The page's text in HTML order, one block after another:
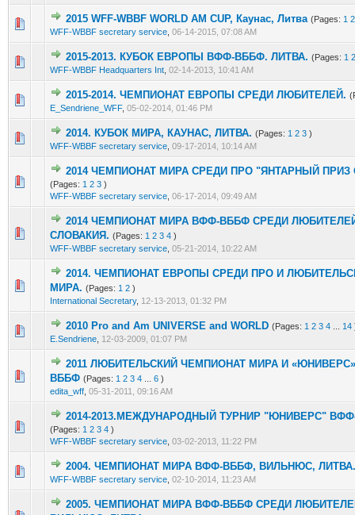
2015 WFF-WBBF WORLD AM CUP, Каунас, Литва (Pages: 1 2
WFF-WBBF secretary service 06-14-2015, 07:08 AM
2 Vote(s) - 1.5 out of 5 in Average
12345
2015-2013. КУБОК ЕВРОПЫ ВФФ-ВББФ. ЛИТВА. (Pages: 1 2
WFF-WBBF Headquarters Int 02-14-2013, 10:41 AM
4 Vote(s) - 2.25 out of 5 in Average
12345
2015-2014. ЧЕМПИОНАТ ЕВРОПЫ СРЕДИ ЛЮБИТЕЛЕЙ.
E_Sendriene_WFF, 05-02-2014, 01:46 PM
2 Vote(s) - 1.5 out of 5 in Average
12345
2014. КУБОК МИРА, КАУНАС, ЛИТВА. (Pages: 1 2 3 )
WFF-WBBF secretary service 09-17-2014, 10:14 AM
2 Vote(s) - 1.5 out of 5 in Average
1 23 45
2014 ЧЕМПИОНАТ МИРА СРЕДИ ПРО "ЯНТАРНЫЙ
(Pages: 1 2 3 )
WFF-WBBF secretary service 06-17-2014, 09:49 AM
2 Vote(s) - 1.5 out of 5 in Average
2014 ЧЕМПИОНАТ МИРА ВФФ-ВББФ СРЕДИ
СЛОВАКИЯ. (Pages: 1 2 3 4 )
WFF-WBBF secretary service 05-21-2014, 10:22 AM
2 Vote(s) - 1.5 out of 5 in Average
12 3 4 5
2014. ЧЕМПИОНАТ ЕВРОПЫ СРЕДИ ПРО И
МИРА. (Pages: 1 2 )
International Secretary, 12-13-2013, 01:32 PM
2 Vote(s) - 1.5 out of 5 in Average
2010 Pro and Am UNIVERSE and WORLD (Pages: 1 2 3 4 14
E.Sendriene 12-03-2009, 01:07 PM
10 Vote(s) - 3.9 out of 5 in Average
1 234 5
2011 ЛЮБИТЕЛЬСКИЙ ЧЕМПИОНАТ МИРА И
ВББФ (Pages: 1 2 3 4 6 )
edita_wff 05-31-2011, 09:16 AM
9 Vote(s) - 4.22 out of 5 in Average
2 3
2014-2013.МЕЖДУНАРОДНЫЙ ТУРНИР "ЮНИВЕРС"
(Pages: 1 2 3 4 )
WFF-WBBF secretary service 03-02-2013, 11:22 PM
3 Vote(s) - 2 out of 5 in Average
2004. ЧЕМПИОНАТ МИРА ВФФ-ВББФ, ВИЛЬНЮС, ЛИТВА.
WFF-WBBF secretary service 02-10-2014, 11:23 AM
2 Vote(s) - 1.5 out of 5 in Average
12 345
2005. ЧЕМПИОНАТ МИРА ВФФ-ВББФ СРЕДИ